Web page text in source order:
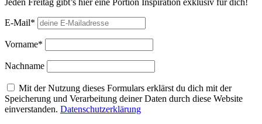
Jeden Freitag gibt’s hier eine Portion Inspiration exklusiv für dich!
E-Mail*
Vorname*
Nachname
Mit der Nutzung dieses Formulars erklärst du dich mit der
Speicherung und Verarbeitung deiner Daten durch diese Website
einverstanden. Datenschutzerklärung